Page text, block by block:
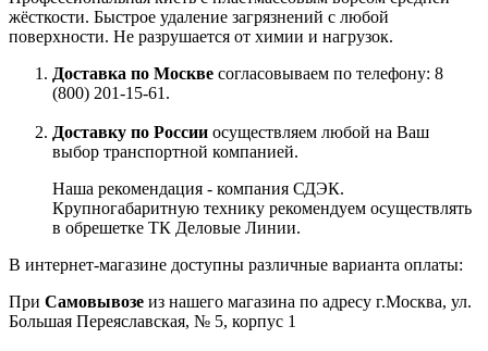
жёсткости. Быстрое удаление загрязнений с любой
поверхности. Не разрушается от химии и нагрузок.
Доставка по Москве согласовываем по телефону: 8
(800) 201-15-61.
Доставку по России осуществляем любой на Ваш
выбор транспортной компанией.
Наша рекомендация - компания СДЭК.
Крупногабаритную технику рекомендуем осуществлять
в обрешетке ТК Деловые Линии.
В интернет-магазине доступны различные варианта оплаты:
При Самовывозе из нашего магазина по адресу г.Москва, ул.
Большая Переяславская, № 5, корпус 1